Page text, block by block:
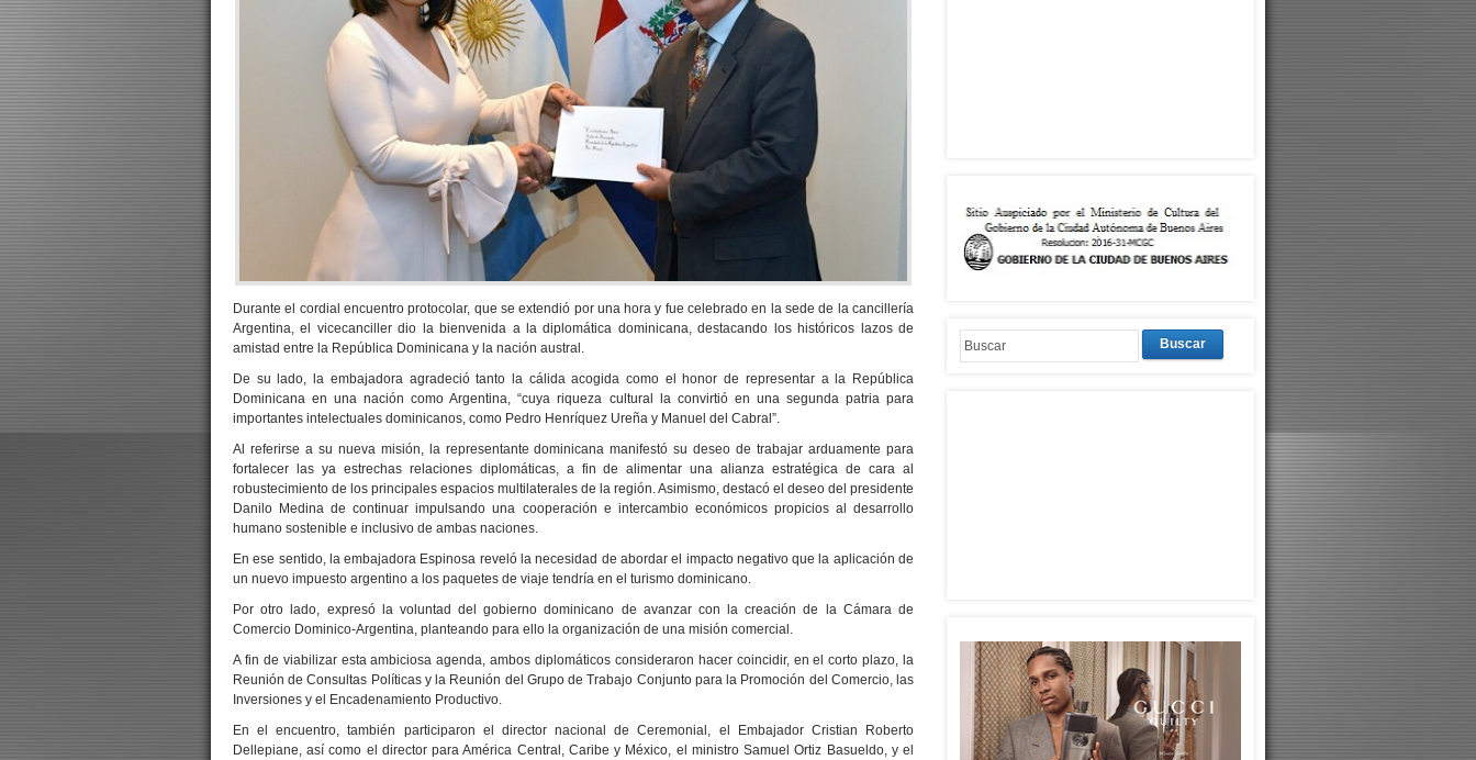
Durante el cordial encuentro protocolar, que se extendió por una hora y fue celebrado en la sede de la cancillería
Argentina, el vicecanciller dio la bienvenida a la diplomática dominicana, destacando los históricos lazos de
amistad entre la República Dominicana y la nación austral.
De su lado, la embajadora agradeció tanto la cálida acogida como el honor de representar a la República
Dominicana en una nación como Argentina, “cuya riqueza cultural la convirtió en una segunda patria para
importantes intelectuales dominicanos, como Pedro Henríquez Ureña y Manuel del Cabral”.
Al referirse a su nueva misión, la representante dominicana manifestó su deseo de trabajar arduamente para
fortalecer las ya estrechas relaciones diplomáticas, a fin de alimentar una alianza estratégica de cara al
robustecimiento de los principales espacios multilaterales de la región. Asimismo, destacó el deseo del presidente
Danilo Medina de continuar impulsando una cooperación e intercambio económicos propicios al desarrollo
humano sostenible e inclusivo de ambas naciones.
En ese sentido, la embajadora Espinosa reveló la necesidad de abordar el impacto negativo que la aplicación de
un nuevo impuesto argentino a los paquetes de viaje tendría en el turismo dominicano.
Por otro lado, expresó la voluntad del gobierno dominicano de avanzar con la creación de la Cámara de
Comercio Dominico-Argentina, planteando para ello la organización de una misión comercial.
A fin de viabilizar esta ambiciosa agenda, ambos diplomáticos consideraron hacer coincidir, en el corto plazo, la
Reunión de Consultas Políticas y la Reunión del Grupo de Trabajo Conjunto para la Promoción del Comercio, las
Inversiones y el Encadenamiento Productivo.
En el encuentro, también participaron el director nacional de Ceremonial, el Embajador Cristian Roberto
Dellepiane, así como el director para América Central, Caribe y México, el ministro Samuel Ortiz Basueldo, y el
Buscar